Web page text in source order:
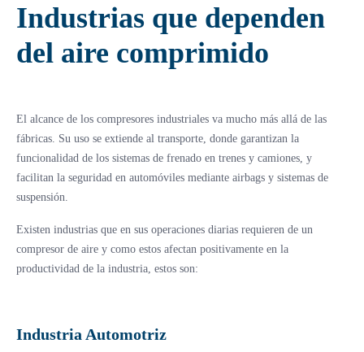
Industrias que dependen
del aire comprimido
El alcance de los compresores industriales va mucho más allá de las
fábricas. Su uso se extiende al transporte, donde garantizan la
funcionalidad de los sistemas de frenado en trenes y camiones, y
facilitan la seguridad en automóviles mediante airbags y sistemas de
suspensión.
Existen industrias que en sus operaciones diarias requieren de un
compresor de aire y como estos afectan positivamente en la
productividad de la industria, estos son:
Industria Automotriz